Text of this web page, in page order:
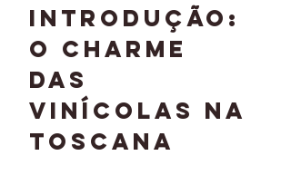
Introdução:
O Charme
das
Vinícolas na
Toscana